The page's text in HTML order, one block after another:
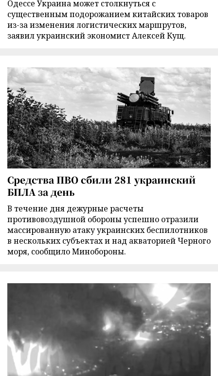
Одессе Украина может столкнуться с
существенным подорожанием китайских товаров
из-за изменения логистических маршрутов,
заявил украинский экономист Алексей Кущ.
Средства ПВО сбили 281 украинский
БПЛА за день
В течение дня дежурные расчеты
противовоздушной обороны успешно отразили
массированную атаку украинских беспилотников
в нескольких субъектах и над акваторией Черного
моря, сообщило Минобороны.